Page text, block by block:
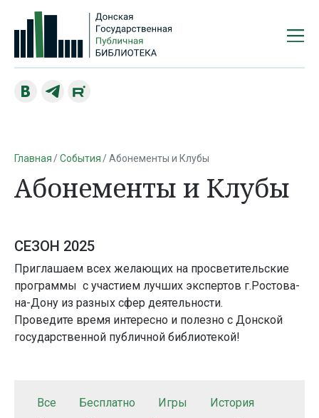
Главная События Абонементы и Клубы
Абонементы и Клубы
СЕЗОН 2025
Приглашаем всех желающих на просветительские
программы с участием лучших экспертов г.Ростова-
на-Дону из разных сфер деятельности.
Проведите время интересно и полезно с Донской
государственной публичной библиотекой!
Все Бесплатно Игры
История